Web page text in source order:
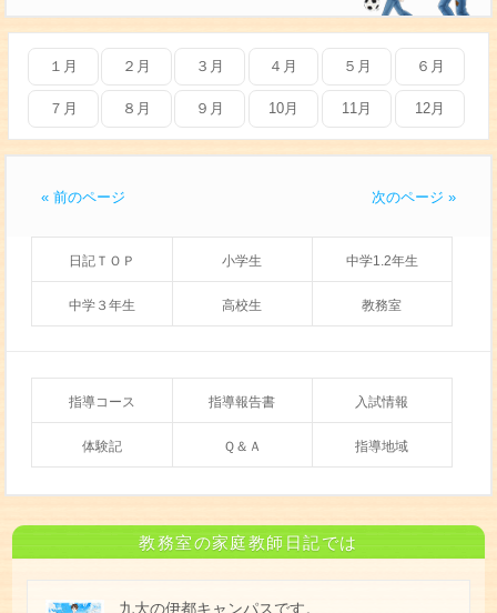
１月 ２月 ３月 ４月 ５月 ６月
７月 ８月 ９月 10月 11月 12月
« 前のページ 次のページ »
日記ＴＯＰ 小学生 中学1.2年生
中学３年生 高校生 教務室
指導コース 指導報告書 入試情報
体験記 Ｑ＆Ａ 指導地域
教務室の家庭教師日記では
九大の伊都キャンパスです。